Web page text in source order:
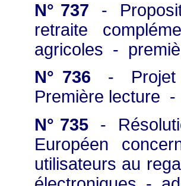
N° 737 -
retraite
agricoles -
N° 736 - Projet
Première lecture
N° 735
-
Européen
utilisateurs au